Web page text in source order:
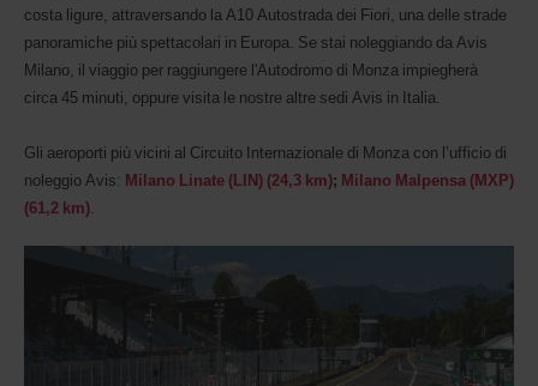
ti
trovi.
costa ligure, attraversando la A10 Autostrada dei Fiori, una delle strade
panoramiche più spettacolari in Europa. Se stai noleggiando da Avis
Milano, il viaggio per raggiungere l'Autodromo di Monza impiegherà
circa 45 minuti, oppure visita le nostre altre sedi Avis in Italia.
Gli aeroporti più vicini al Circuito Internazionale di Monza con l’ufficio di
noleggio Avis: Milano Linate (LIN) (24,3 km); Milano Malpensa (MXP)
(61,2 km).